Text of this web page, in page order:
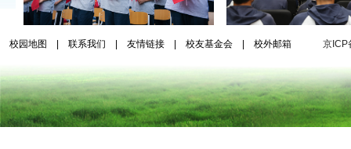
校园地图 | 联系我们 | 友情链接 | 校友基金会 | 校外邮箱 京ICP